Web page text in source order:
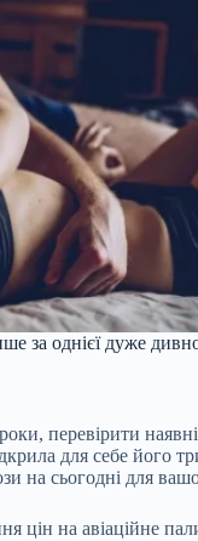
за однієї дуже
перевірити
для себе його
на сьогодні для
цін на авіаційне